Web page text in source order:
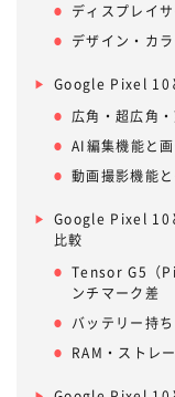
ディスプレイ
デザイン・カ
Google Pixel 10
広角・超広角
AI編集機能と
動画撮影機能
Google Pixel 10
比較
Tensor G5（
ンチマーク差
バッテリー持
RAM・ストレ